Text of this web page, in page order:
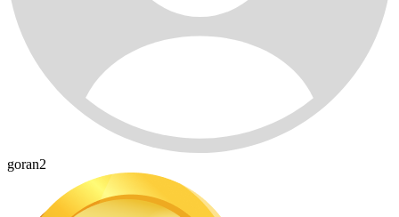
goran2